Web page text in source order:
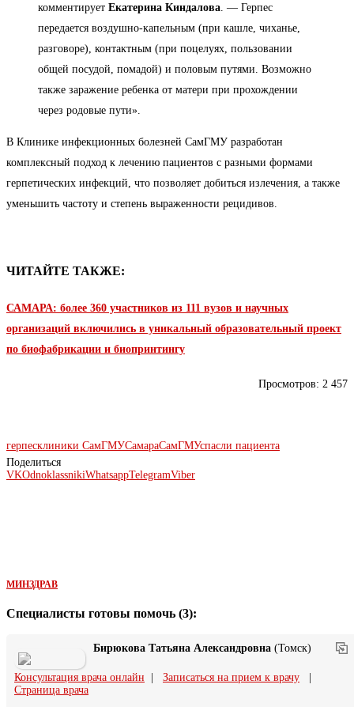
комментирует Екатерина Киндалова . — Герпес
передается воздушно-капельным (при кашле, чиханье,
разговоре), контактным (при поцелуях, пользовании
общей посудой, помадой) и половым путями. Возможно
также заражение ребенка от матери при прохождении
через родовые пути».
В Клинике инфекционных болезней СамГМУ разработан
комплексный подход к лечению пациентов с разными формами
герпетических инфекций, что позволяет добиться излечения, а также
уменьшить частоту и степень выраженности рецидивов.
ЧИТАЙТЕ ТАКЖЕ:
САМАРА: более 360 участников из 111 вузов и научных
организаций включились в уникальный образовательный проект
по биофабрикации и биопринтингу
Просмотров: 2 457
герпесклиники СамГМУСамараСамГМУспасли пациента
Поделиться
VKOdnoklassnikiWhatsappTelegramViber
МИНЗДРАВ
Специалисты готовы помочь (3):
Бирюкова Татьяна Александровна (Томск)
Консультация врача онлайн Записаться на прием к врачу
Страница врача